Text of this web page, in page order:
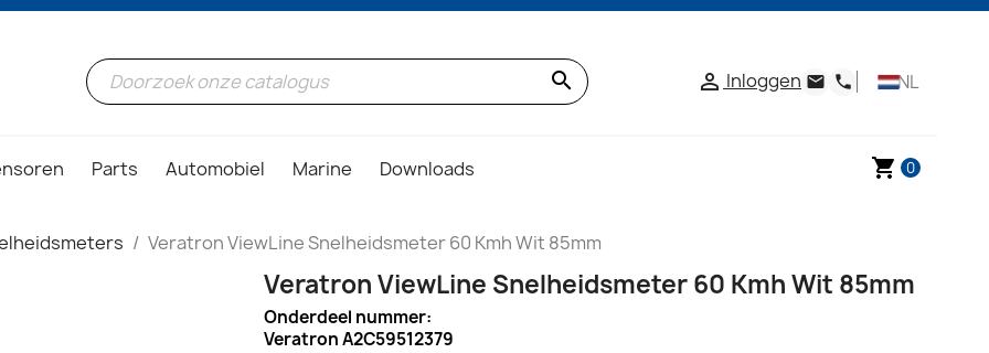
search  Inloggen email phone NL
Parts Automobiel Marine Downloads shopping_cart 0
Veratron ViewLine Snelheidsmeter 60 Kmh Wit 85mm
Veratron ViewLine Snelheidsmeter 60 Kmh Wit 85mm
Onderdeel nummer:
Veratron A2C59512379